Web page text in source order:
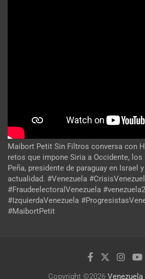
Maibort Petit Sin Filtros conversa con
retos que impone Siria a Occidente, los
Peña, presidente de paraguay en Israel
actualidad. #Venezuela
#FraudeelectoralVenezuela
#IzquierdaVenezuela
#MaibortPetit
Copyright ©2026